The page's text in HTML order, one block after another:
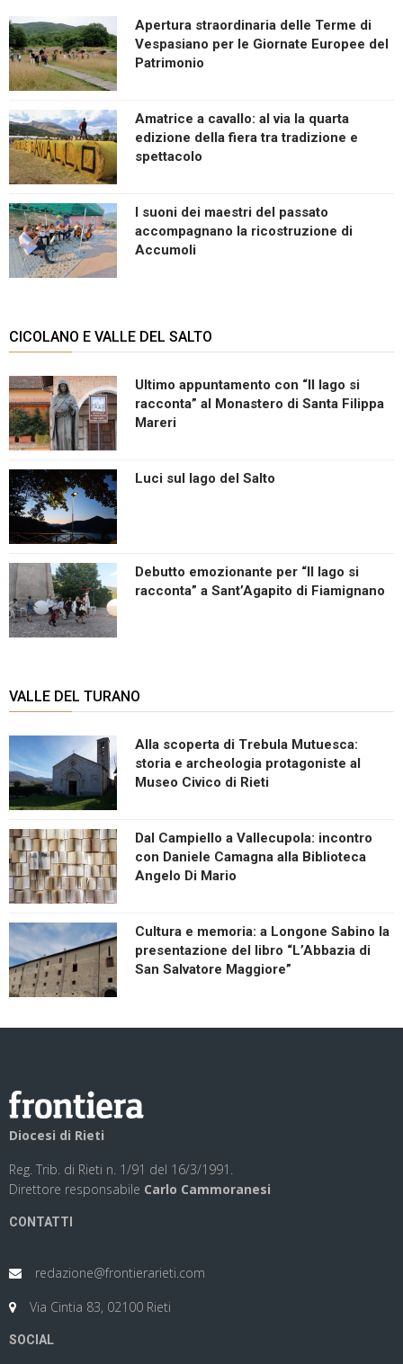
Apertura straordinaria delle Terme di
Vespasiano per le Giornate Europee del
Patrimonio
Amatrice a cavallo: al via la quarta
edizione della fiera tra tradizione e
spettacolo
I suoni dei maestri del passato
accompagnano la ricostruzione di
Accumoli
CICOLANO E VALLE DEL SALTO
Ultimo appuntamento con “Il lago si
racconta” al Monastero di Santa Filippa
Mareri
Luci sul lago del Salto
Debutto emozionante per “Il lago si
racconta” a Sant’Agapito di Fiamignano
VALLE DEL TURANO
Alla scoperta di Trebula Mutuesca:
storia e archeologia protagoniste al
Museo Civico di Rieti
Dal Campiello a Vallecupola: incontro
con Daniele Camagna alla Biblioteca
Angelo Di Mario
Cultura e memoria: a Longone Sabino la
presentazione del libro “L’Abbazia di
San Salvatore Maggiore”
Diocesi di Rieti
Reg. Trib. di Rieti n. 1/91 del 16/3/1991.
Direttore responsabile Carlo Cammoranesi
CONTATTI
redazione@frontierarieti.com
Via Cintia 83, 02100 Rieti
SOCIAL